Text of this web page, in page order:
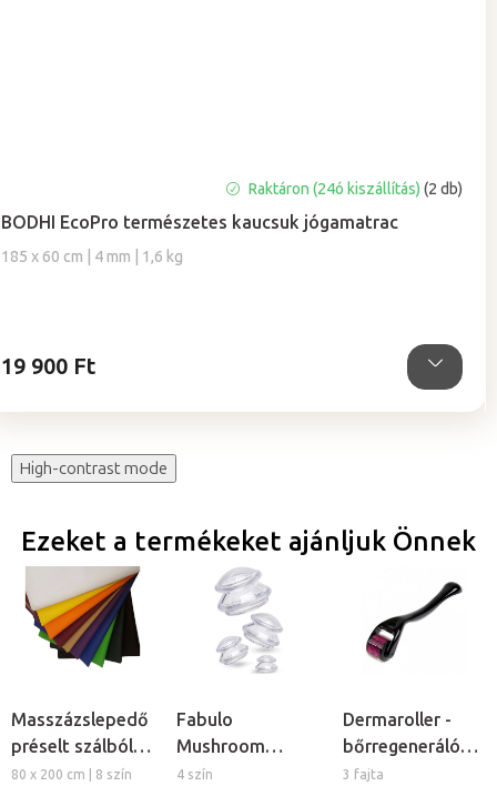
BODHI EcoPro természetes kaucsuk jógamatrac
185 x 60 cm | 4 mm | 1,6 kg
átlagos
értékelése
Raktáron (24ó kiszállítás)(2 db)
19 900 Ft
High-contrast mode
Ezeket a termékeket ajánljuk Önnek
Masszázslepedő
préselt szálból,
5db
80 x 200 cm | 8 szín
Fabulo
Mushroom
gomba alakú
4 szín
Dermaroller -
bőrregeneráló
tűs henger
3 fajta